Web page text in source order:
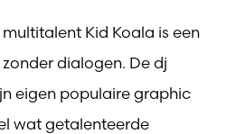
Kid Koala is een
dialogen. De dj
eigen populaire graphic
wat getalenteerde